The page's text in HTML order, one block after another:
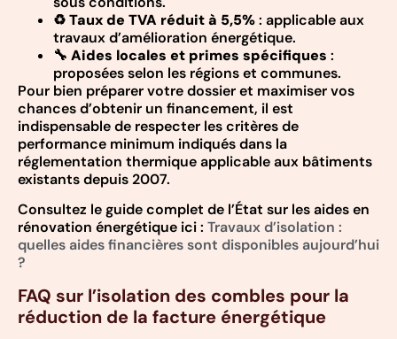
♻️Taux de TVA réduit à 5,5%: applicable aux
travaux d’amélioration énergétique.
🔧 Aides locales et primes spécifiques :
proposées selon les régions et communes.
Pour bien préparer votre dossier et maximiser vos
chances d’obtenir un financement, il est
indispensable de respecter les critères de
performance minimum indiqués dans la
réglementation thermique applicable aux bâtiments
existants depuis 2007.
Consultez le guide complet de l’État sur les aides en
rénovation énergétique ici : Travaux d’isolation :
quelles aides financières sont disponibles aujourd’hui
?
FAQ sur l’isolation des combles pour la
réduction de la facture énergétique